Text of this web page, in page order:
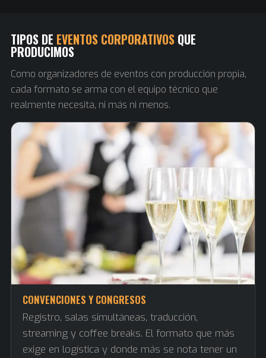
TIPOS DE EVENTOS CORPORATIVOS QUE
PRODUCIMOS
Como organizadores de eventos con producción propia,
cada formato se arma con el equipo técnico que
realmente necesita, ni más ni menos.
CONVENCIONES Y CONGRESOS
Registro, salas simultáneas, traducción,
streaming y coffee breaks. El formato que más
exige en logística y donde más se nota tener un